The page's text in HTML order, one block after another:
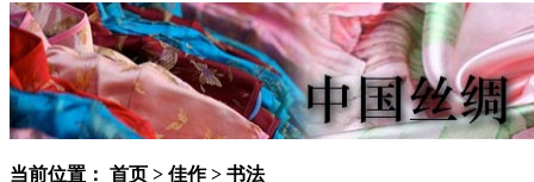
当前位置： 首页 > 佳作> 书法